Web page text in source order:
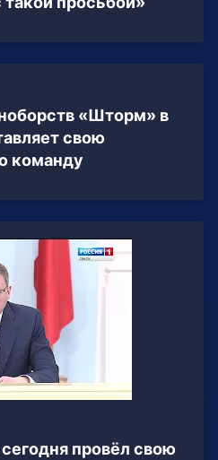
«Шторм» в
свою
команду
провёл свою